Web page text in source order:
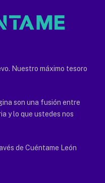
Nuestro máximo tesoro
son una fusión entre
y lo que ustedes nos
de Cuéntame León